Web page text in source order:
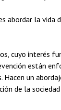
abordar la vida
cuyo interés
están
un
de la